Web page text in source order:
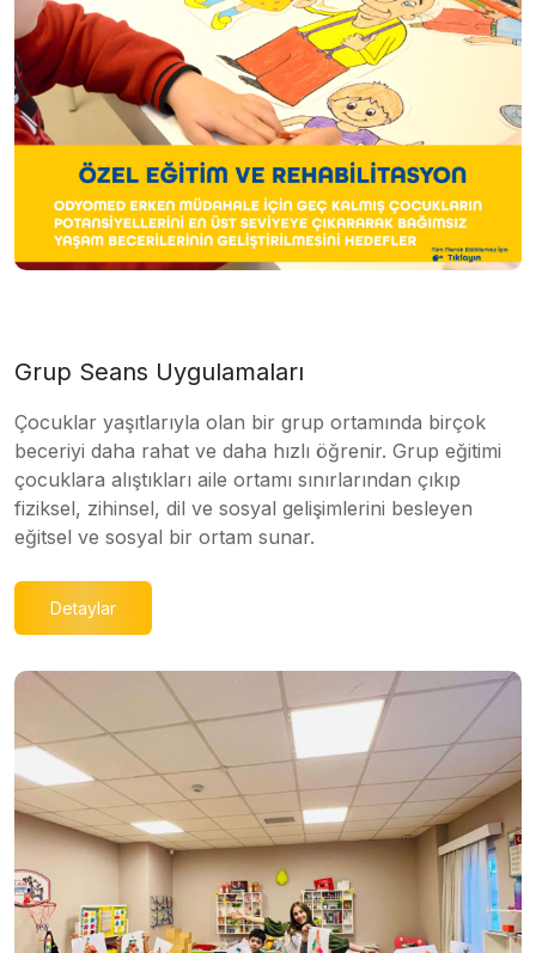
Grup Seans Uygulamaları
Çocuklar yaşıtlarıyla olan bir grup ortamında birçok
beceriyi daha rahat ve daha hızlı öğrenir. Grup eğitimi
çocuklara alıştıkları aile ortamı sınırlarından çıkıp
fiziksel, zihinsel, dil ve sosyal gelişimlerini besleyen
eğitsel ve sosyal bir ortam sunar.
Detaylar